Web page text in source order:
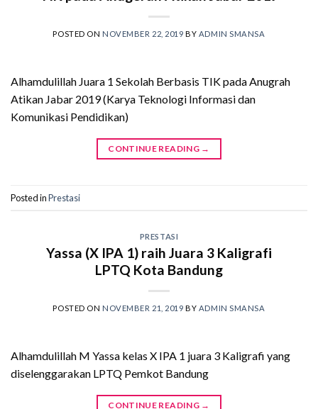
POSTED ON NOVEMBER 22, 2019 BY ADMIN SMANSA
Alhamdulillah Juara 1 Sekolah Berbasis TIK pada Anugrah
Atikan Jabar 2019 (Karya Teknologi Informasi dan
Komunikasi Pendidikan)
CONTINUE READING →
Posted inPrestasi
PRESTASI
Yassa (X IPA 1) raih Juara 3 Kaligrafi
LPTQ Kota Bandung
POSTED ON NOVEMBER 21, 2019 BY ADMIN SMANSA
Alhamdulillah M Yassa kelas X IPA 1 juara 3 Kaligrafi yang
diselenggarakan LPTQ Pemkot Bandung
CONTINUE READING →